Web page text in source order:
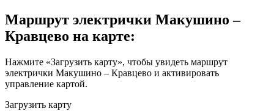
Маршрут электрички Макушино –
Кравцево на карте:
Нажмите «Загрузить карту», чтобы увидеть маршрут
электрички Макушино – Кравцево и активировать
управление картой.
Загрузить карту